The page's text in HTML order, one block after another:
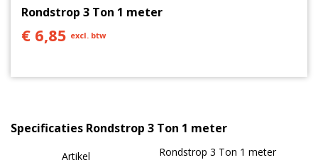
Rondstrop 3 Ton 1 meter
€ 6,85 excl. btw
Specificaties Rondstrop 3 Ton 1 meter
Artikel Rondstrop 3 Ton 1 meter